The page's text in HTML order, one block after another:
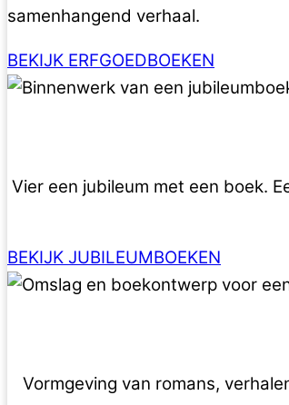
samenhangend verhaal.
BEKIJK ERFGOEDBOEKEN
Vier een jubileum met een boek.
BEKIJK JUBILEUMBOEKEN
Vormgeving van romans,